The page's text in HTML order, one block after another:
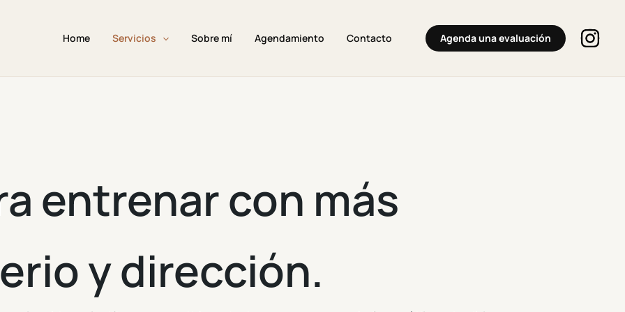
Home Servicios Sobre mí Agendamiento Contacto Agenda una evaluación
entrenar con más
y dirección.